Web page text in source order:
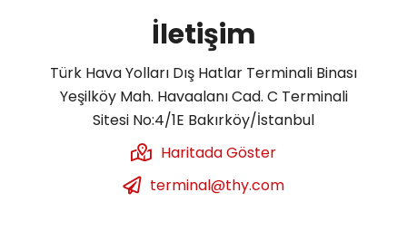
İletişim
Türk Hava Yolları Dış Hatlar Terminali Binası
Yeşilköy Mah. Havaalanı Cad. C Terminali
Sitesi No:4/1E Bakırköy/İstanbul
Haritada Göster
terminal@thy.com